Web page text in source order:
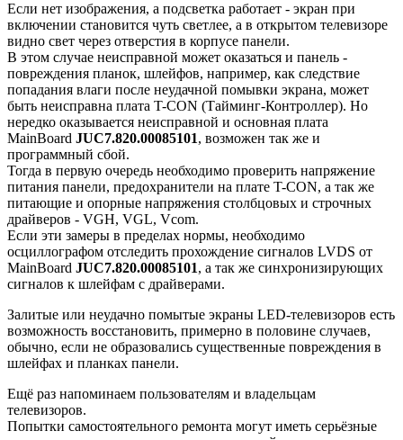
Если нет изображения, а подсветка работает - экран при
включении становится чуть светлее, а в открытом телевизоре
видно свет через отверстия в корпусе панели.
В этом случае неисправной может оказаться и панель -
повреждения планок, шлейфов, например, как следствие
попадания влаги после неудачной помывки экрана, может
быть неисправна плата T-CON (Тайминг-Контроллер). Но
нередко оказывается неисправной и основная плата
MainBoard JUC7.820.00085101, возможен так же и
программный сбой.
Тогда в первую очередь необходимо проверить напряжение
питания панели, предохранители на плате T-CON, а так же
питающие и опорные напряжения столбцовых и строчных
драйверов - VGH, VGL, Vcom.
Если эти замеры в пределах нормы, необходимо
осциллографом отследить прохождение сигналов LVDS от
MainBoard JUC7.820.00085101, а так же синхронизирующих
сигналов к шлейфам с драйверами.
Залитые или неудачно помытые экраны LED-телевизоров есть
возможность восстановить, примерно в половине случаев,
обычно, если не образовались существенные повреждения в
шлейфах и планках панели.
Ещё раз напоминаем пользователям и владельцам
телевизоров.
Попытки самостоятельного ремонта могут иметь серьёзные